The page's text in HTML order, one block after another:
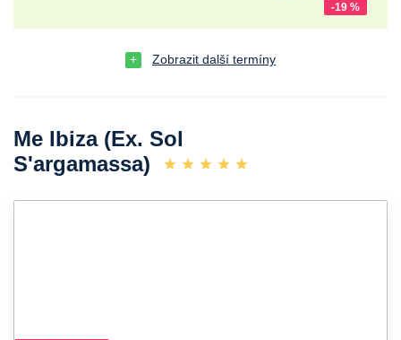
-19 %
Zobrazit další termíny
Me Ibiza (Ex. Sol
S'argamassa)